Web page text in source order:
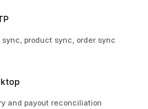
product sync, order sync
and payout reconciliation